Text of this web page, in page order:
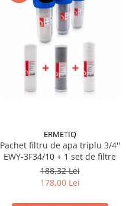
ERMETIQ
Pachet filtru de apa triplu 3/4''
EWY-3F34/10 + 1 set de filtre
188,32 Lei
178,00 Lei